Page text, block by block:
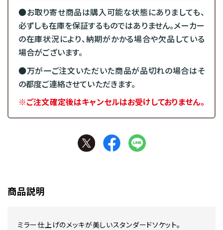
●お取り寄せ商品は購入可能な状態にありましても、
必ずしも在庫を保証するものではありません。メーカー
の在庫状況により、納期がかかる場合や欠品している
場合がございます。
●万が一ご注文いただいた商品が品切れの場合はそ
の都度ご連絡させていただきます。
※ご注文確定後はキャンセルはお受けしておりません。
商品説明
ミラー仕上げのメッキが美しいスタンダードソケット。